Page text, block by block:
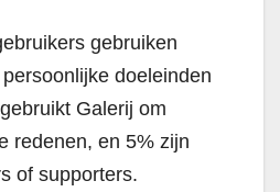
gebruiken
doeleinden
Galerij om
redenen, en 5% zijn
of supporters.